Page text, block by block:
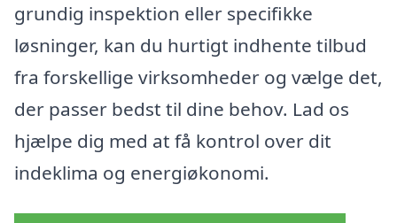
grundig inspektion eller specifikke
løsninger, kan du hurtigt indhente tilbud
fra forskellige virksomheder og vælge det,
der passer bedst til dine behov. Lad os
hjælpe dig med at få kontrol over dit
indeklima og energiøkonomi.